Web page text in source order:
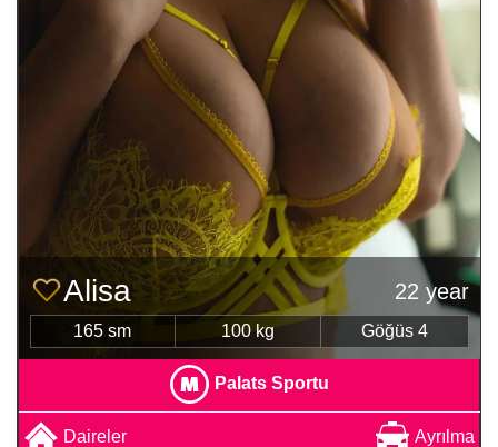
Alisa 22 year
165 sm 100 kg Göğüs 4
Palats Sportu
Daireler Ayrılma